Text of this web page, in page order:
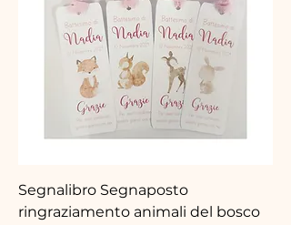
Segnalibro Segnaposto
ringraziamento animali del bosco